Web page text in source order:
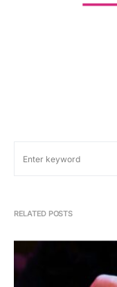
RELATED POSTS